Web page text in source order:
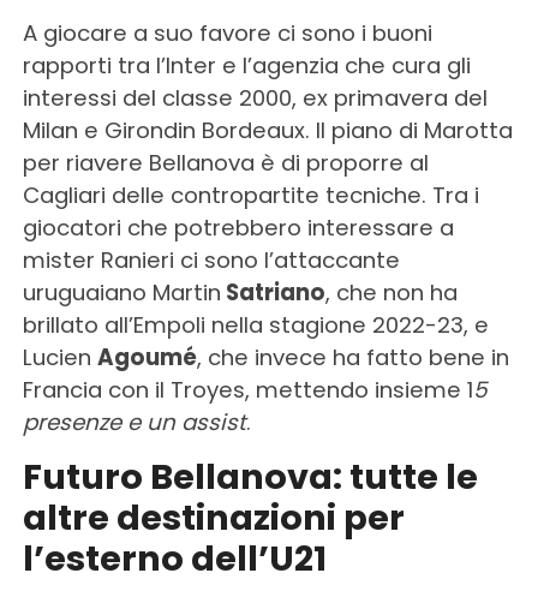
A giocare a suo favore ci sono i buoni
rapporti tra l’Inter e l’agenzia che cura gli
interessi del classe 2000, ex primavera del
Milan e Girondin Bordeaux. Il piano di Marotta
per riavere Bellanova è di proporre al
Cagliari delle contropartite tecniche. Tra i
giocatori che potrebbero interessare a
mister Ranieri ci sono l’attaccante
uruguaiano Martin Satriano, che non ha
brillato all’Empoli nella stagione 2022-23, e
Lucien Agoumé, che invece ha fatto bene in
Francia con il Troyes, mettendo insieme 15
presenze e un assist.
Futuro Bellanova: tutte le
altre destinazioni per
l’esterno dell’U21